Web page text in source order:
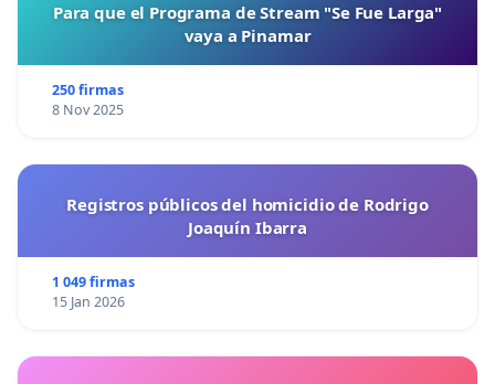
Para que el Programa de Stream "Se Fue Larga"
vaya a Pinamar
250 firmas
8 Nov 2025
Registros públicos del homicidio de Rodrigo
Joaquín Ibarra
1 049 firmas
15 Jan 2026